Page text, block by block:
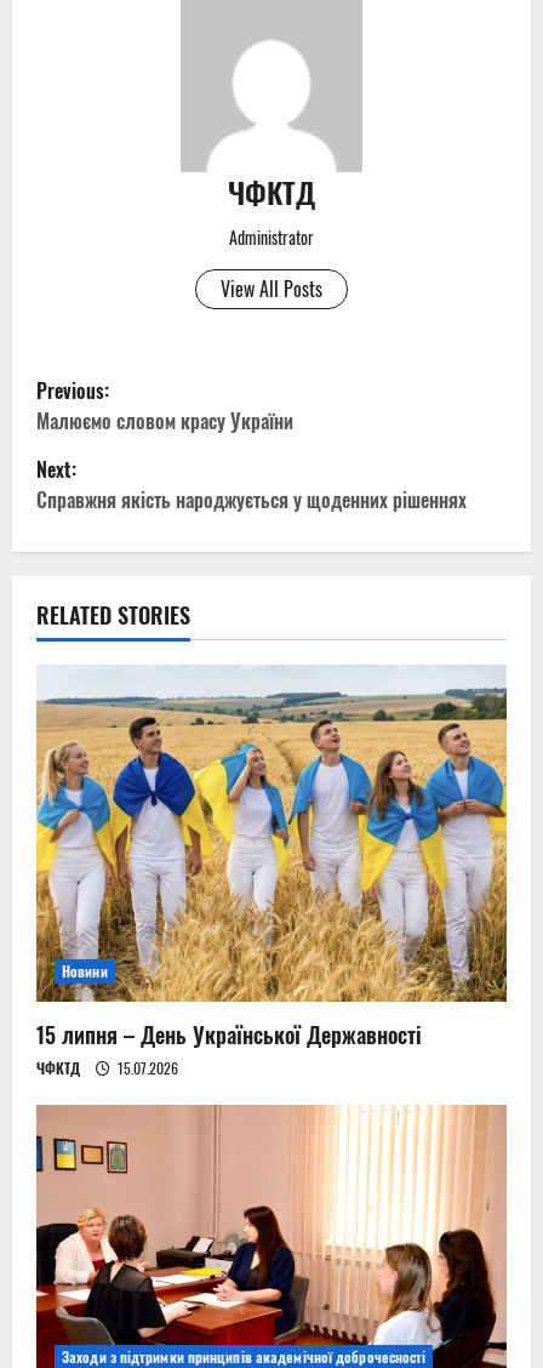
ЧФКТД
Administrator
View All Posts
P
o
s
a
v
i
g
a
t
i
o
n
Previous:
Малюємо словом красу України
Next:
Справжня якість народжується у щоденних рішеннях
RELATED STORIES
Новини
15 липня – День Української Державності
ЧФКТД 15.07.2026
Заходи з підтримки принципів академічної доброчесності